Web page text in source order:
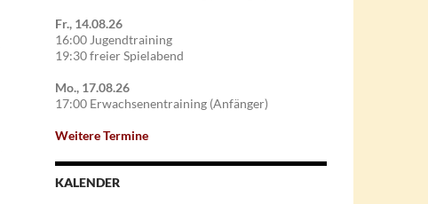
Fr., 14.08.26
16:00 Jugendtraining
19:30 freier Spielabend
Mo., 17.08.26
17:00 Erwachsenentraining (Anfänger)
Weitere Termine
KALENDER